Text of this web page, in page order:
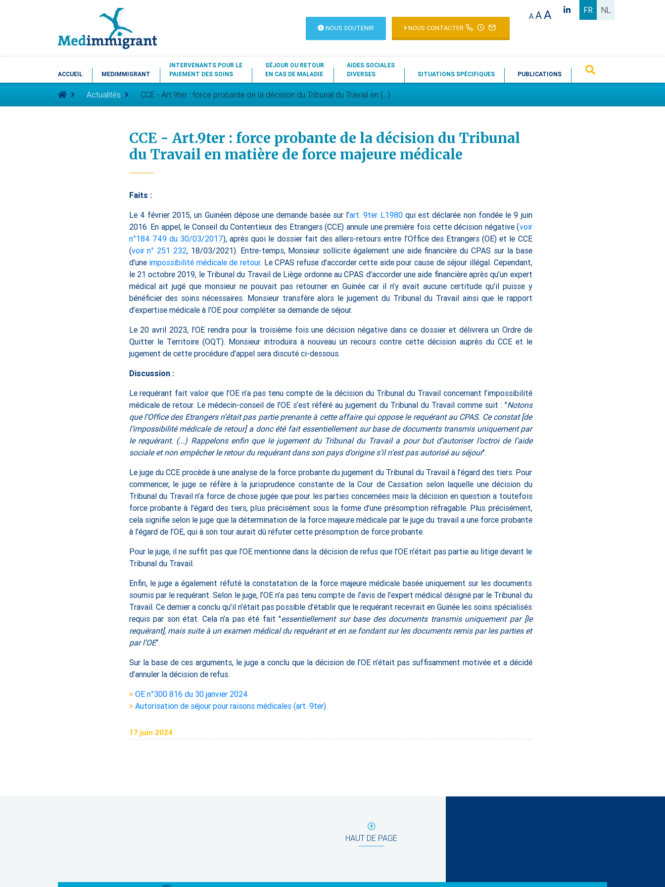
NOUS SOUTENIR NOUS CONTACTER
A AA FR NL
ACCUEIL MEDIMMIGRANT
INTERVENANTS POUR LE
PAIEMENT DES SOINS
SÉJOUR OU RETOUR
EN CAS DE MALADIE
AIDES SOCIALES
DIVERSES
SITUATIONS SPÉCIFIQUES PUBLICATIONS
Actualités CCE - Art.9ter : force probante de la décision du Tribunal du Travail en (…)
CCE - Art.9ter : force probante de la décision du Tribunal
du Travail en matière de force majeure médicale
Faits :
Le 4 février 2015, un Guinéen dépose une demande basée sur l’art. 9ter L1980qui est déclarée non fondée le 9 juin
2016. En appel, le Conseil du Contentieux des Etrangers (CCE) annule une première fois cette décision négative (voir
n°184 749 du 30/03/2017), après quoi le dossier fait des allers-retours entre l’Office des Etrangers (OE) et le CCE
(voir n° 251 232, 18/03/2021). Entre-temps, Monsieur sollicite également une aide financière du CPAS sur la base
d’une impossibilité médicale de retour. Le CPAS refuse d’accorder cette aide pour cause de séjour illégal. Cependant,
le 21 octobre 2019, le Tribunal du Travail de Liège ordonne au CPAS d’accorder une aide financière après qu’un expert
médical ait jugé que monsieur ne pouvait pas retourner en Guinée car il n’y avait aucune certitude qu’il puisse y
bénéficier des soins nécessaires. Monsieur transfère alors le jugement du Tribunal du Travail ainsi que le rapport
d’expertise médicale à l’OE pour compléter sa demande de séjour.
Le 20 avril 2023, l’OE rendra pour la troisième fois une décision négative dans ce dossier et délivrera un Ordre de
Quitter le Territoire (OQT). Monsieur introduira à nouveau un recours contre cette décision auprès du CCE et le
jugement de cette procédure d’appel sera discuté ci-dessous.
Discussion :
Le requérant fait valoir que l’OE n’a pas tenu compte de la décision du Tribunal du Travail concernant l’impossibilité
médicale de retour. Le médecin-conseil de l’OE s’est référé au jugement du Tribunal du Travail comme suit : "Notons
que l’Office des Etrangers n’était pas partie prenante à cette affaire qui oppose le requérant au CPAS. Ce constat [de
l’impossibilité médicale de retour] a donc été fait essentiellement sur base de documents transmis uniquement par
le requérant. (...) Rappelons enfin que le jugement du Tribunal du Travail a pour but d’autoriser l’octroi de l’aide
sociale et non empêcher le retour du requérant dans son pays d’origine s’il n’est pas autorisé au séjour".
Le juge du CCE procède à une analyse de la force probante du jugement du Tribunal du Travail à l’égard des tiers. Pour
commencer, le juge se réfère à la jurisprudence constante de la Cour de Cassation selon laquelle une décision du
Tribunal du Travail n’a force de chose jugée que pour les parties concernées mais la décision en question a toutefois
force probante à l’égard des tiers, plus précisément sous la forme d’une présomption réfragable. Plus précisément,
cela signifie selon le juge que la détermination de la force majeure médicale par le juge du travail a une force probante
à l’égard de l’OE, qui à son tour aurait dû réfuter cette présomption de force probante.
Pour le juge, il ne suffit pas que l’OE mentionne dans la décision de refus que l’OE n’était pas partie au litige devant le
Tribunal du Travail.
Enfin, le juge a également réfuté la constatation de la force majeure médicale basée uniquement sur les documents
soumis par le requérant. Selon le juge, l’OE n’a pas tenu compte de l’avis de l’expert médical désigné par le Tribunal du
Travail. Ce dernier a conclu qu’il n’était pas possible d’établir que le requérant recevrait en Guinée les soins spécialisés
requis par son état. Cela n’a pas été fait "essentiellement sur base des documents transmis uniquement par [le
requérant], mais suite à un examen médical du requérant et en se fondant sur les documents remis par les parties et
par l’OE".
Sur la base de ces arguments, le juge a conclu que la décision de l’OE n’était pas suffisamment motivée et a décidé
d’annuler la décision de refus.
> OE n°300 816 du 30 janvier 2024
> Autorisation de séjour pour raisons médicales (art. 9ter)
17 juin 2024
HAUT DE PAGE